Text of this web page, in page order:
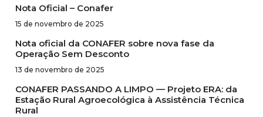
Nota Oficial – Conafer
15 de novembro de 2025
Nota oficial da CONAFER sobre nova fase da
Operação Sem Desconto
13 de novembro de 2025
CONAFER PASSANDO A LIMPO — Projeto ERA: da
Estação Rural Agroecológica à Assistência Técnica
Rural